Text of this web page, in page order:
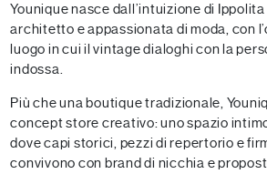
Younique nasce dall’intuizione di Ippolita
architetto e appassionata di moda, con
luogo in cui il vintage dialoghi con la
indossa.
Più che una boutique tradizionale,
concept store creativo: uno spazio
dove capi storici, pezzi di repertorio e
convivono con brand di nicchia e